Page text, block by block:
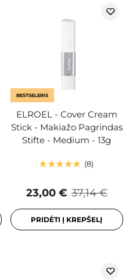
BESTSELERIS
ELROEL - Cover Cream
Stick - Makiažo Pagrindas
Stifte - Medium - 13g
8
37,14 €
23,00 €
PRIDĖTI Į KREPŠELĮ